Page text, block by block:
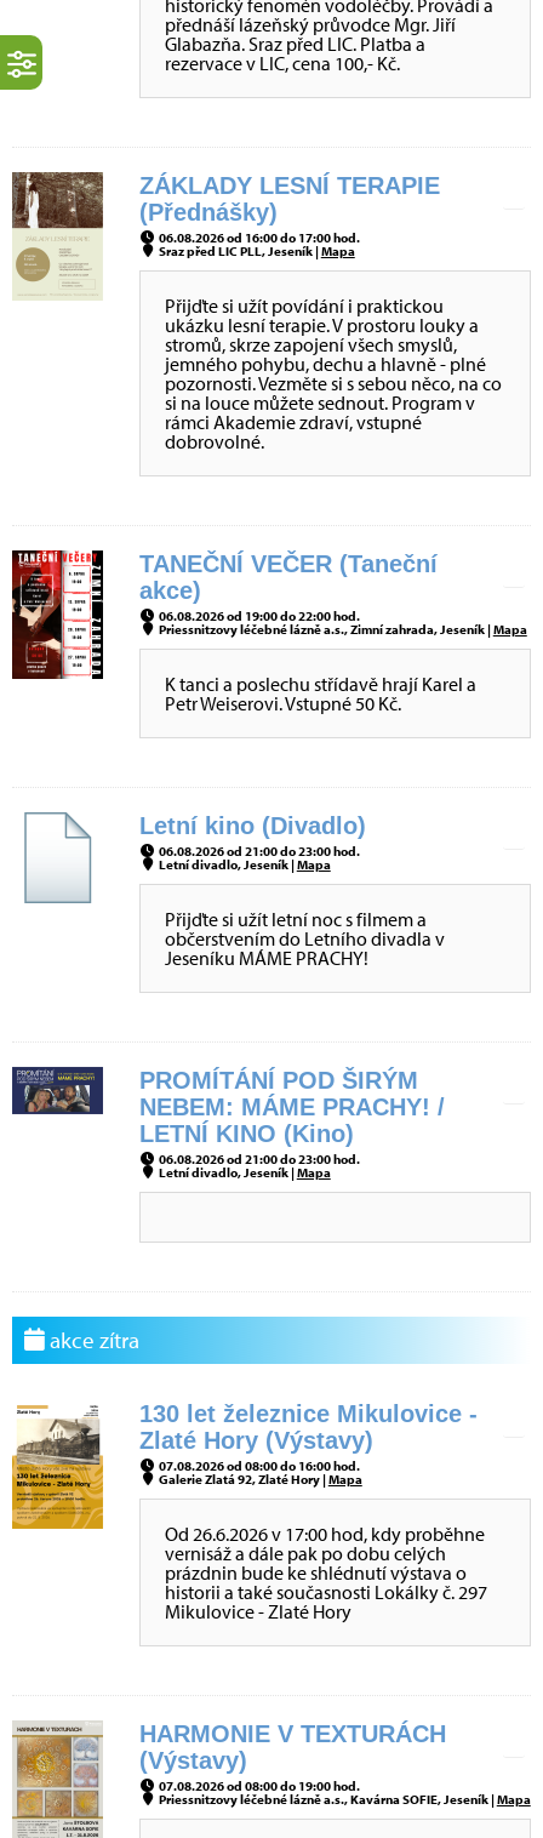
historický fenomén vodoléčby. Provádí a
přednáší lázeňský průvodce Mgr. Jiří
Glabazňa. Sraz před LIC. Platba a
rezervace v LIC, cena 100,- Kč.
ZÁKLADY LESNÍ TERAPIE
(Přednášky)
06.08.2026 od 16:00 do 17:00 hod.
Sraz před LIC PLL, Jeseník |Mapa
Přijďte si užít povídání i praktickou
ukázku lesní terapie. V prostoru louky a
stromů, skrze zapojení všech smyslů,
jemného pohybu, dechu a hlavně - plné
pozornosti. Vezměte si s sebou něco, na co
si na louce můžete sednout. Program v
rámci Akademie zdraví, vstupné
dobrovolné.
TANEČNÍ VEČER (Taneční
akce)
06.08.2026 od 19:00 do 22:00 hod.
Priessnitzovy léčebné lázně a.s., Zimní zahrada, Jeseník |Mapa
K tanci a poslechu střídavě hrají Karel a
Petr Weiserovi. Vstupné 50 Kč.
Letní kino (Divadlo)
06.08.2026 od 21:00 do 23:00 hod.
Letní divadlo, Jeseník |Mapa
Přijďte si užít letní noc s filmem a
občerstvením do Letního divadla v
Jeseníku MÁME PRACHY!
PROMÍTÁNÍ POD ŠIRÝM
NEBEM: MÁME PRACHY! /
LETNÍ KINO (Kino)
06.08.2026 od 21:00 do 23:00 hod.
Letní divadlo, Jeseník |Mapa
akce zítra
130 let železnice Mikulovice -
Zlaté Hory (Výstavy)
07.08.2026 od 08:00 do 16:00 hod.
Galerie Zlatá 92, Zlaté Hory |Mapa
Od 26.6.2026 v 17:00 hod, kdy proběhne
vernisáž a dále pak po dobu celých
prázdnin bude ke shlédnutí výstava o
historii a také současnosti Lokálky č. 297
Mikulovice - Zlaté Hory
HARMONIE V TEXTURÁCH
(Výstavy)
07.08.2026 od 08:00 do 19:00 hod.
Priessnitzovy léčebné lázně a.s., Kavárna SOFIE, Jeseník |Mapa